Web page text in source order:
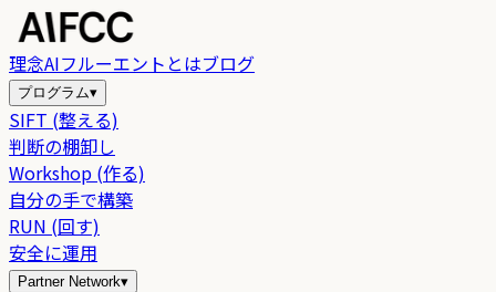
理念AIフルーエントとはブログ
プログラム▾
SIFT (整える)
判断の棚卸し
Workshop (作る)
自分の手で構築
RUN (回す)
安全に運用
Partner Network▾